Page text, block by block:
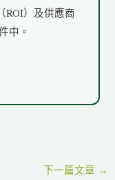
ROI）及供應商
中。
下一篇文章 →